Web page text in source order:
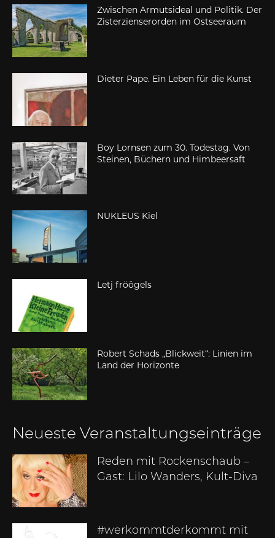
Zwischen Armutsideal und Politik. Der
Zisterzienserorden im Ostseeraum
Dieter Pape. Ein Leben für die Kunst
Boy Lornsen zum 30. Todestag. Von
Steinen, Büchern und Himbeersaft
NUKLEUS Kiel
Letj fröögels
Robert Schads „Blickweit“: Linien im
Land der Horizonte
Neueste Veranstaltungseinträge
Reden mit Rockenschaub –
Gast: Lilo Wanders, Kult-Diva
#werkommtderkommt mit